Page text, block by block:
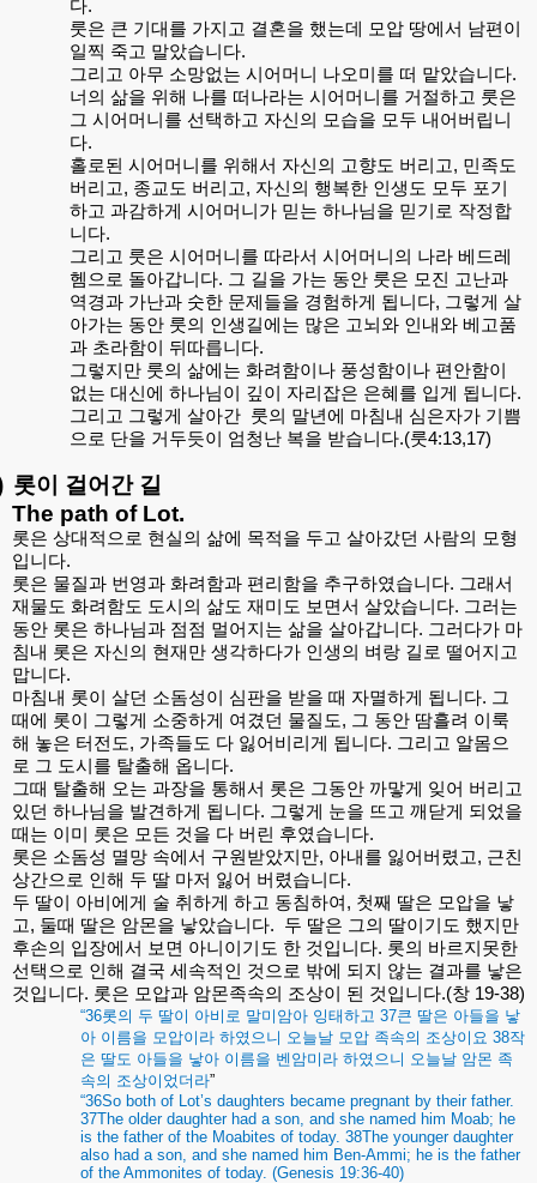
다.
룻은 큰 기대를 가지고 결혼을 했는데 모압 땅에서 남편이
일찍 죽고 말았습니다.
그리고 아무 소망없는 시어머니 나오미를 떠 맡았습니다.
너의 삶을 위해 나를 떠나라는 시어머니를 거절하고 룻은
그 시어머니를 선택하고 자신의 모습을 모두 내어버립니
다.
홀로된 시어머니를 위해서 자신의 고향도 버리고, 민족도
버리고, 종교도 버리고, 자신의 행복한 인생도 모두 포기
하고 과감하게 시어머니가 믿는 하나님을 믿기로 작정합
니다.
그리고 룻은 시어머니를 따라서 시어머니의 나라 베드레
헴으로 돌아갑니다. 그 길을 가는 동안 룻은 모진
고난과
역경과 가난과 숫한 문제들을 경험하게 됩니다, 그렇게 살
아가는 동안 룻의 인생길에는 많은 고뇌와 인내와 베고품
과 초라함이 뒤따릅니다.
그렇지만 룻의 삶에는 화려함이나 풍성함이나 편안함이
없는 대신에 하나님이 깊이 자리잡은 은혜를 입게 됩니다.
그리고 그렇게 살아간 룻의 말년에 마침내 심은자가 기쁨
으로 단을 거두듯이 엄청난 복을 받습니다.(룻4:13,17)
롯이 걸어간 길
The path of Lot.
롯은 상대적으로 현실의 삶에 목적을 두고 살아갔던 사람의
모형
입니다.
롯은 물질과 번영과 화려함과 편리함을 추구하였습니다. 그래서
재물도 화려함도 도시의 삶도 재미도 보면서 살았습니다. 그러는
동안 롯은 하나님과 점점 멀어지는 삶을 살아갑니다. 그러다가 마
침내 롯은 자신의 현재만 생각하다가 인생의 벼랑 길로 떨어지고
맙니다.
마침내 롯이 살던 소돔성이 심판을 받을 때 자멸하게 됩니다. 그
때에
롯이 그렇게 소중하게 여겼던 물질도, 그 동안 땀흘려 이룩
해 놓은 터전도, 가족들도 다 잃어비리게 됩니다. 그리고 알몸으
로 그 도시를 탈출해 옵니다.
그때 탈출해 오는 과장을 통해서 롯은 그동안 까맣게 잊어 버리고
있던 하나님을 발견하게 됩니다. 그렇게 눈을 뜨고 깨닫게
되었을
때는 이미 롯은 모든 것을 다 버린 후였습니다.
롯은 소돔성 멸망 속에서 구원받았지만, 아내를 잃어버렸고, 근친
상간으로 인해 두 딸 마저 잃어 버렸습니다.
두 딸이 아비에게 술 취하게 하고 동침하여 , 첫째 딸은 모압을 낳
고, 둘때 딸은 암몬을 낳았습니다. 두 딸은 그의 딸이기도 했지만
후손의 입장에서 보면 아니이기도 한 것입니다. 롯의 바르지못한
선택으로 인해 결국 세속적인 것으로 밖에 되지 않는 결과를 낳은
것입니다. 롯은 모압과 암몬족속의 조상이 된 것입니다.(창 19-38)
“36롯의 두 딸이 아비로 말미암아 잉태하고 37큰 딸은 아들을 낳
아 이름을 모압이라 하였으니 오늘날 모압 족속의 조상이요 38작
은 딸도 아들을 낳아 이름을 벤암미라 하였으니 오늘날 암몬 족
속의 조상이었더라”
“36So both of Lot’s daughters became pregnant by their father.
37The older daughter had a son, and she named him Moab; he
is the father of the Moabites of today. 38The younger daughter
also had a son, and she named him Ben-Ammi; he is the father
of the Ammonites of today. (Genesis 19:36-40)